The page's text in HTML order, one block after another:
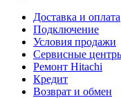
Доставка и оплата
Подключение
Условия продажи
Сервисные
Ремонт Hitachi
Кредит
Возврат и обмен